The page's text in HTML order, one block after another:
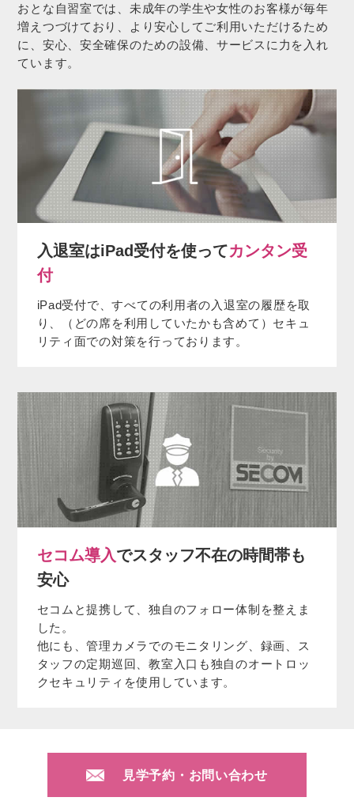
おとな自習室では、未成年の学生や女性のお客様が毎年
増えつづけており、より安心してご利用いただけるため
に、安心、安全確保のための設備、サービスに力を入れ
ています。
入退室はiPad受付を使ってカンタン受
付
iPad受付で、すべての利用者の入退室の履歴を取
り、（どの席を利用していたかも含めて）セキュ
リティ面での対策を行っております。
セコム導入でスタッフ不在の時間帯も
安心
セコムと提携して、独自のフォロー体制を整えま
した。
他にも、管理カメラでのモニタリング、録画、ス
タッフの定期巡回、教室入口も独自のオートロッ
クセキュリティを使用しています。
見学予約・お問い合わせ